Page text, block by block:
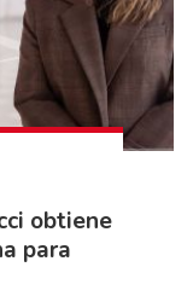
obtiene
para